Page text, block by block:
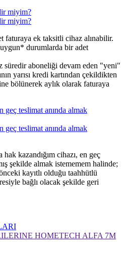
miyim?
miyim?
faturaya ek taksitli cihaz alınabilir.
durumlarda bir adet
süredir aboneliği devam eden "yeni"
yarısı kredi kartından çekildikten
bölünerek aylık olarak faturaya
geç teslimat anında almak
geç teslimat anında almak
kazandığım cihazı, en geç
şekilde almak istememem halinde;
kayıtlı olduğu taahhütlü
bağlı olacak şekilde geri
HOMETECH ALFA 7M